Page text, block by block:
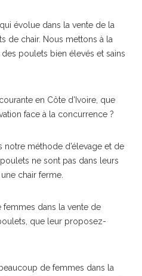
évolue dans la vente de la
de chair. Nous mettons à la
poulets bien élevés et sains
en Côte d’Ivoire, que
face à la concurrence ?
notre méthode d’élevage et de
ne sont pas dans leurs
chair ferme.
dans la vente de
que leur proposez-
de femmes dans la